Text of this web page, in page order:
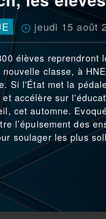
jeudi 15 août
élèves
classe, à
Si l'État met la
accélère sur
cet automne.
l’épuisement des
soulager les plus